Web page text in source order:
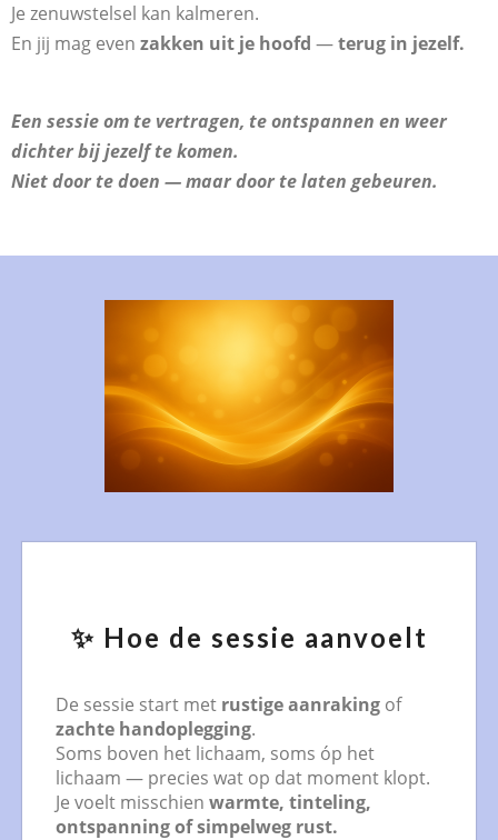
Je zenuwstelsel kan kalmeren.
En jij mag even zakken uit je hoofd —terug in jezelf.
Een sessie om te vertragen, te ontspannen en weer
dichter bij jezelf te komen.
Niet door te doen — maar door te laten gebeuren.
✨ Hoe de sessie aanvoelt
De sessie start met rustige aanraking of
zachte handoplegging.
Soms boven het lichaam, soms óp het
lichaam — precies wat op dat moment klopt.
Je voelt misschien warmte, tinteling,
ontspanning of simpelweg rust.